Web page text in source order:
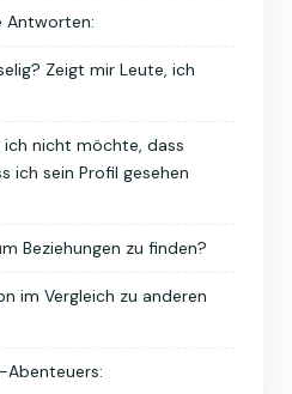
Antworten:
Zeigt mir Leute, ich
nicht möchte, dass
ich sein Profil gesehen
Beziehungen zu finden?
im Vergleich zu anderen
Abenteuers: